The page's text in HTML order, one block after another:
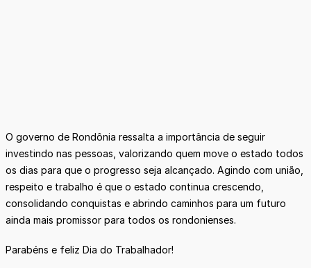
O governo de Rondônia ressalta a importância de seguir
investindo nas pessoas, valorizando quem move o estado todos
os dias para que o progresso seja alcançado. Agindo com união,
respeito e trabalho é que o estado continua crescendo,
consolidando conquistas e abrindo caminhos para um futuro
ainda mais promissor para todos os rondonienses.
Parabéns e feliz Dia do Trabalhador!